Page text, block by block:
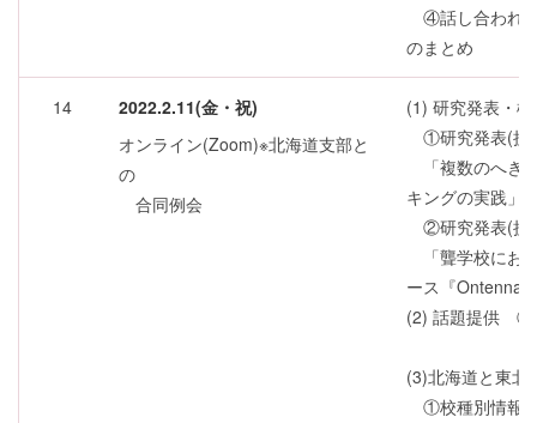
④話し合われ
のまとめ
14
2022.2.11(金・祝)
オンライン(Zoom)※北海道支部と
の
合同例会
(1) 研究発表・
①研究発表(授
「複数のへき
キングの実践」
②研究発表(授
「聾学校にお
ース『
(2) 話題提供 ①
(3)北海道と東北
①校種別情報